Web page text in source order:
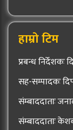
हाम्रो टिम
प्रबन्ध निर्देशकः
सह-सम्पादकः
संम्बाददाताः
संम्बाददाताः